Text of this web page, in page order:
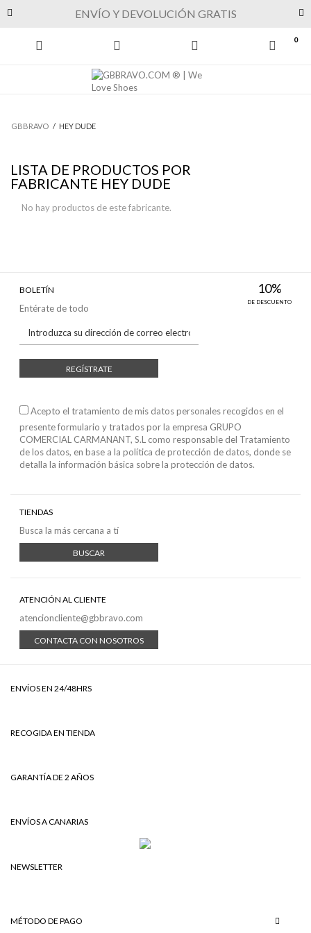
ENVÍO Y DEVOLUCIÓN GRATIS Next
0
GBBRAVO / HEY DUDE
LISTA DE PRODUCTOS POR
FABRICANTE HEY DUDE
No hay productos de este fabricante.
10%
DE DESCUENTO
BOLETÍN
Entérate de todo
REGÍSTRATE
Acepto el tratamiento de mis datos personales recogidos en el
presente formulario y tratados por la empresa GRUPO
COMERCIAL CARMANANT, S.L como responsable del Tratamiento
de los datos, en base a la política de protección de datos, donde se
detalla la información básica sobre la protección de datos.
TIENDAS
Busca la más cercana a tí
BUSCAR
ATENCIÓN AL CLIENTE
atencioncliente@gbbravo.com
CONTACTA CON NOSOTROS
ENVÍOS EN 24/48HRS
RECOGIDA EN TIENDA
GARANTÍA DE 2 AÑOS
ENVÍOS A CANARIAS
NEWSLETTER
MÉTODO DE PAGO